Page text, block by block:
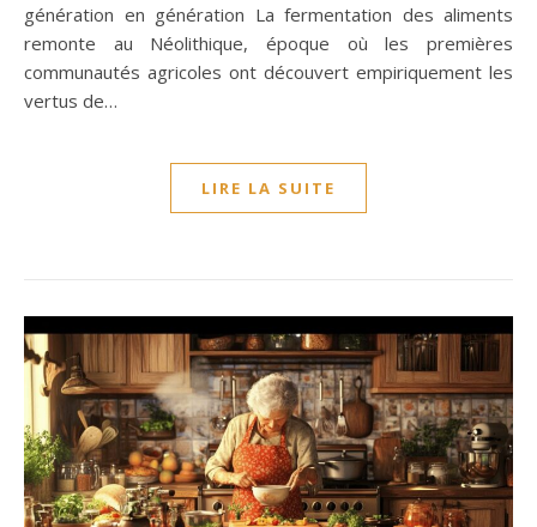
génération en génération La fermentation des aliments
remonte au Néolithique, époque où les premières
communautés agricoles ont découvert empiriquement les
vertus de…
LIRE LA SUITE